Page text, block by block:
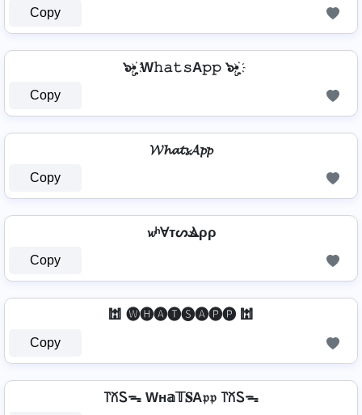
Copy
๖ۣ•҉ W𝚑𝚊𝚝𝚜A𝚙𝚙 ๖ۣ•҉
Copy
𝓦𝓱𝓪𝓽𝓼𝓐𝓹𝓹
Copy
𝔀ʰⱯтᔕⳚρρ
Copy
🕍 🅦🅗🅐🅣🅢🅐🅟🅟 🕍
Copy
꓅꒽Ꮪᯓ Wн𝕒𝕋𝐒A𝔭𝔭 ꓅꒽Ꮪᯓ